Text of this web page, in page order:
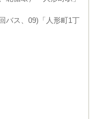
バス、09)「人形町1丁